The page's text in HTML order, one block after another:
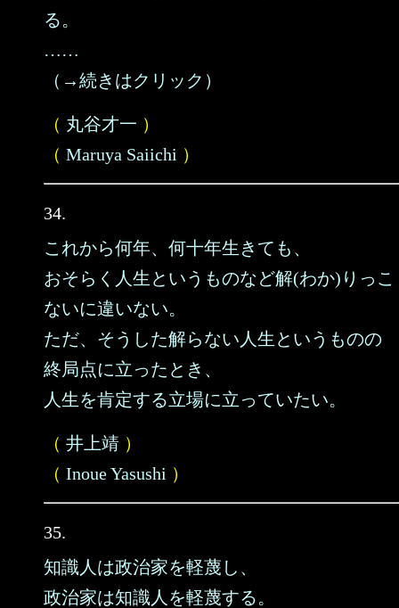
る。
……
（→続きはクリック）
（ 丸谷才一 ）
（ Maruya Saiichi ）
34.
これから何年、何十年生きても、
おそらく人生というものなど解(わか)りっこ
ないに違いない。
ただ、そうした解らない人生というものの
終局点に立ったとき、
人生を肯定する立場に立っていたい。
（ 井上靖 ）
（ Inoue Yasushi ）
35.
知識人は政治家を軽蔑し、
政治家は知識人を軽蔑する。